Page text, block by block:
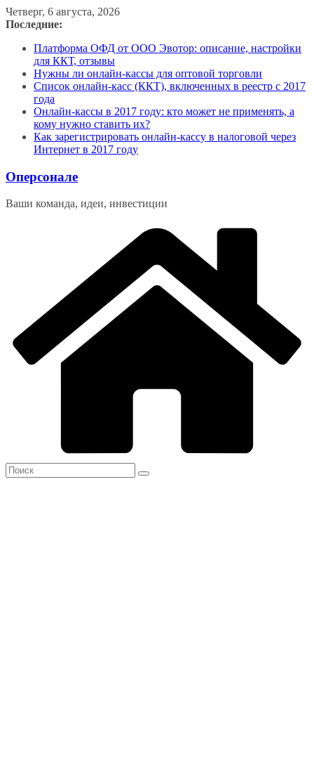
Перейти
к
Четверг, 6 августа, 2026
Последние:
Платформа ОФД от ООО Эвотор: описание, настройки
для ККТ, отзывы
Нужны ли онлайн-кассы для оптовой торговли
Список онлайн-касс (ККТ), включенных в реестр с 2017
года
Онлайн-кассы в 2017 году: кто может не применять, а
кому нужно ставить их?
Как зарегистрировать онлайн-кассу в налоговой через
Интернет в 2017 году
Оперсонале
Ваши команда, идеи, инвестиции